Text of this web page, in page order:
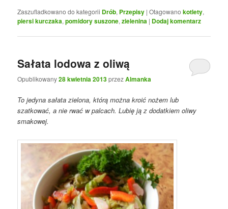
Zaszufladkowano do kategorii Drób, Przepisy |Otagowano kotlety,
piersi kurczaka,pomidory suszone,zielenina | Dodaj komentarz
Sałata lodowa z oliwą
Opublikowany28 kwietnia 2013przezAlmanka
To jedyna sałata zielona, którą można kroić nożem lub
szatkować, a nie rwać w palcach. Lubię ją z dodatkiem oliwy
smakowej.